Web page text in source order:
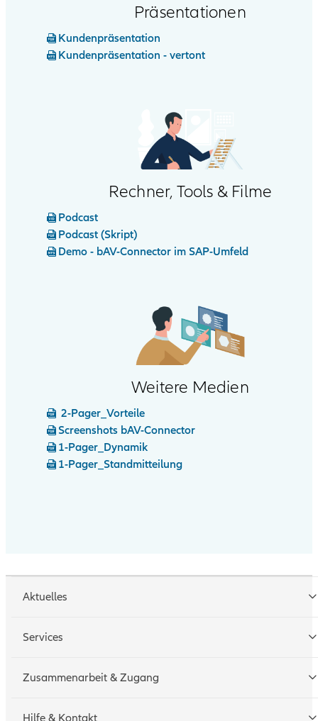
Präsentationen
Kundenpräsentation
Kundenpräsentation - vertont
Rechner, Tools & Filme
Podcast
Podcast (Skript)
Demo - bAV-Connector im SAP-Umfeld
Weitere Medien
2-Pager_Vorteile
Screenshots bAV-Connector
1-Pager_Dynamik
1-Pager_Standmitteilung
Aktuelles
Services
Tarifrechner
Zusammenarbeit & Zugang
Geschäftspartner werden